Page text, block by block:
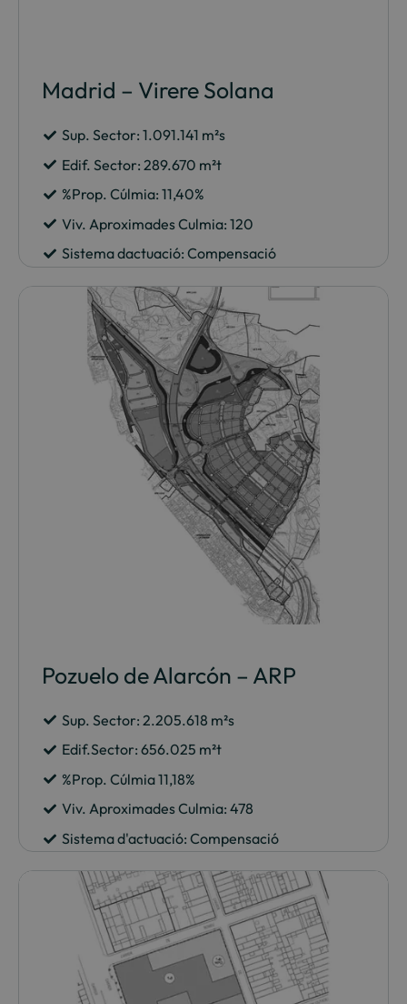
Madrid – Virere Solana
Sup. Sector: 1.091.141 m²s
Edif. Sector: 289.670 m²t
%Prop. Cúlmia: 11,40%
Viv. Aproximades Culmia: 120
Sistema dactuació: Compensació
Pozuelo de Alarcón – ARP
Sup. Sector: 2.205.618 m²s
Edif.Sector: 656.025 m²t
%Prop. Cúlmia 11,18%
Viv. Aproximades Culmia: 478
Sistema d'actuació: Compensació